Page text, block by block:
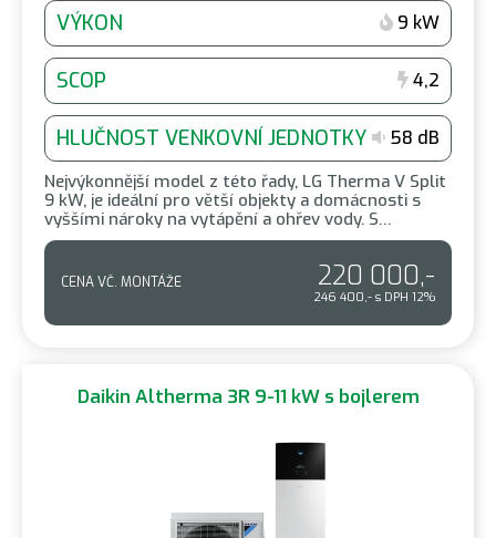
VÝKON 9 kW
SCOP 4,2
HLUČNOST VENKOVNÍ JEDNOTKY 58 dB
Nejvýkonnější model z této řady, LG Therma V Split
9 kW, je ideální pro větší objekty a domácnosti s
vyššími nároky na vytápění a ohřev vody. S…
CENA VČ. MONTÁŽE 220 000,-
246 400,- s DPH 12%
Daikin Altherma 3R 9-11 kW s bojlerem